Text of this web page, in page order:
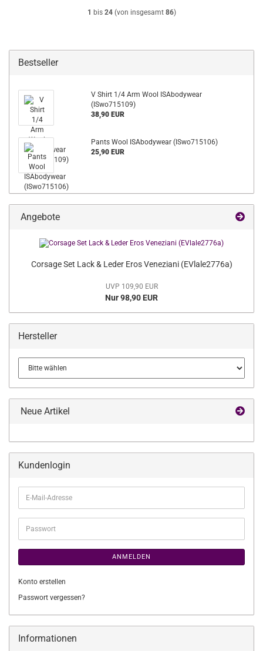
1 bis 24(von insgesamt 86)
Bestseller
V Shirt 1/4 Arm Wool ISAbodywear
(ISwo715109)
38,90 EUR
Pants Wool ISAbodywear (ISwo715106)
25,90 EUR
Angebote
Corsage Set Lack & Leder Eros Veneziani (EVlale2776a)
UVP 109,90 EUR
Nur 98,90 EUR
Hersteller
Neue Artikel
Kundenlogin
E-
Mail-
Adresse
Passwort
ANMELDEN
Konto erstellen
Passwort vergessen?
Informationen